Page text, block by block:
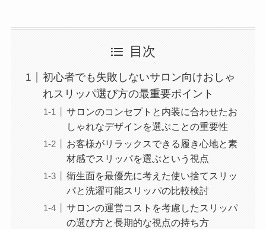
目次
初心者でも失敗しないサロン向けおしゃ
れスリッパ選び方の最重要ポイント
サロンのコンセプトと内装に合わせたお
しゃれなデザインを選ぶことの重要性
お客様がリラックスできる履き心地と素
材感でスリッパを選ぶという視点
衛生面を最優先に考えた使い捨てスリッ
パと洗濯可能スリッパの比較検討
サロンの運営コストを考慮したスリッパ
の選び方と長期的な視点の持ち方